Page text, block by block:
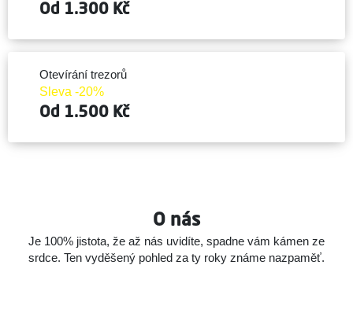
Od 1.300 Kč
Otevírání trezorů
Sleva -20%
Od 1.500 Kč
O nás
Je 100% jistota, že až nás uvidíte, spadne vám kámen ze
srdce. Ten vyděšený pohled za ty roky známe nazpaměť.